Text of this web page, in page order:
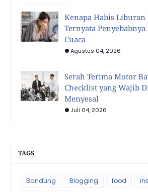
Kenapa Habis Liburan
Ternyata
Cuaca
Agustus 04, 2026
Serah Terima Motor
Checklist yang Wajib
Menyesal
Juli 04, 2026
TAGS
Bandung Blogging food